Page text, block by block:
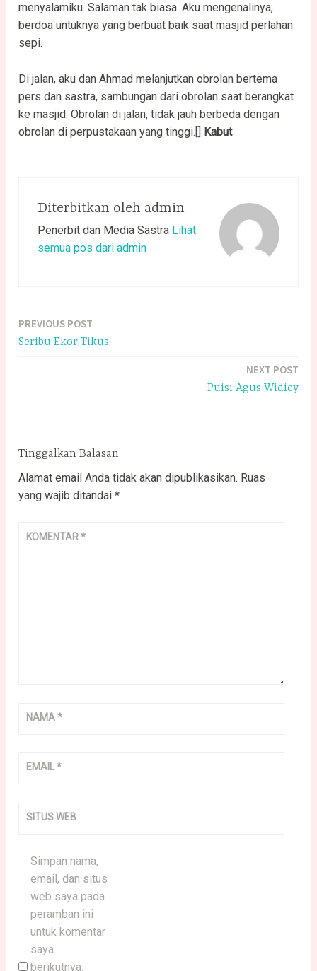
menyalamiku. Salaman tak biasa. Aku mengenalinya,
berdoa untuknya yang berbuat baik saat masjid perlahan
sepi.
Di jalan, aku dan Ahmad melanjutkan obrolan bertema
pers dan sastra, sambungan dari obrolan saat berangkat
ke masjid. Obrolan di jalan, tidak jauh berbeda dengan
obrolan di perpustakaan yang tinggi.[] Kabut
Diterbitkan oleh admin
Penerbit dan Media Sastra Lihat
semua pos dari admin
Navigasi
PREVIOUS POST
Seribu Ekor Tikus
NEXT POST
Puisi Agus Widiey
Tinggalkan Balasan
Alamat email Anda tidak akan dipublikasikan. Ruas
yang wajib ditandai*
KOMENTAR*
NAMA*
EMAIL*
SITUS WEB
Simpan nama,
email, dan situs
web saya pada
peramban ini
untuk komentar
saya
berikutnya.